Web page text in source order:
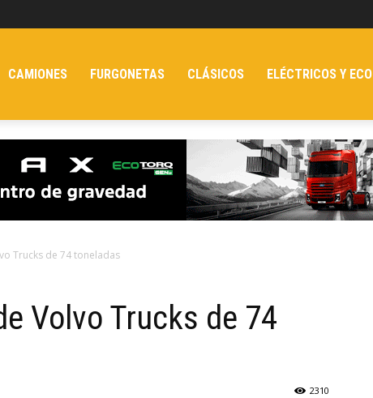
CAMIONES FURGONETAS CLÁSICOS ELÉCTRICOS Y ECO
Trucks de 74 toneladas
Volvo Trucks de 74
2310